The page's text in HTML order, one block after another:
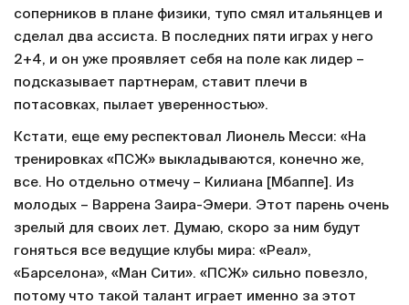
соперников в плане физики, тупо смял итальянцев и
сделал два ассиста. В последних пяти играх у него
2+4, и он уже проявляет себя на поле как лидер –
подсказывает партнерам, ставит плечи в
потасовках, пылает уверенностью».
Кстати, еще ему респектовал Лионель Месси: «На
тренировках «ПСЖ» выкладываются, конечно же,
все. Но отдельно отмечу – Килиана [Мбаппе]. Из
молодых – Варрена Заира-Эмери. Этот парень очень
зрелый для своих лет. Думаю, скоро за ним будут
гоняться все ведущие клубы мира: «Реал»,
«Барселона», «Ман Сити». «ПСЖ» сильно повезло,
потому что такой талант играет именно за этот